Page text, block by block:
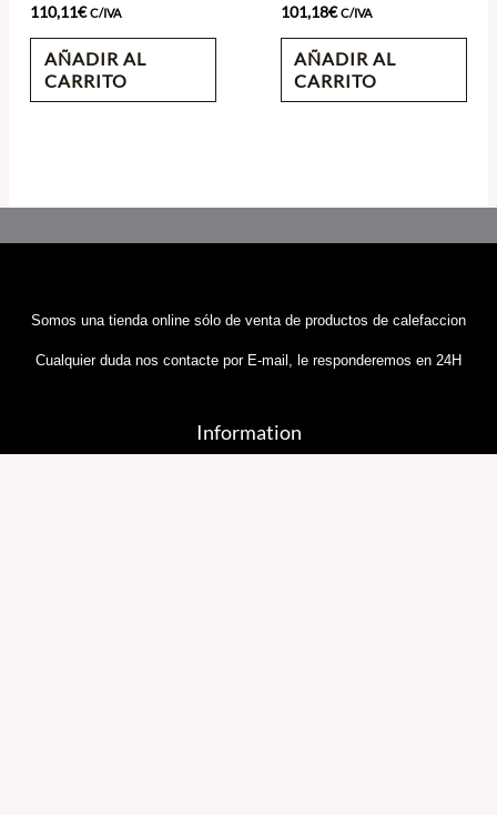
110,11€ C/IVA
AÑADIR AL
CARRITO
101,18€ C/IVA
AÑADIR AL
CARRITO
Somos una tienda online sólo de venta de productos de calefaccion
Cualquier duda nos contacte por E-mail, le responderemos en 24H
Information